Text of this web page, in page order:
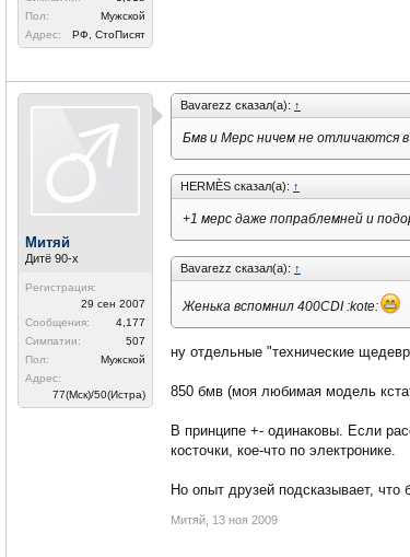
Пол:
Мужской
Адрес:
РФ, СтоПисят
Митяй
Дитё 90-х
Регистрация:
29 сен 2007
Сообщения:
4,177
Симпатии:
507
Пол:
Мужской
Адрес:
77(Мск)/50(Истра)
Bavarezz сказал(а): ↑
Бмв и Мерс ничем не отличаются
HERMÈS сказал(а): ↑
+1 мерс даже попраблемней и
Bavarezz сказал(а): ↑
Женька вспомнил 400CDI :kote:
ну отдельные "технические
850 бмв (моя любимая модель
В принципе +- одинаковы. Если
косточки, кое-что по электронике.
Но опыт друзей подсказывает,
Митяй 13 ноя 2009